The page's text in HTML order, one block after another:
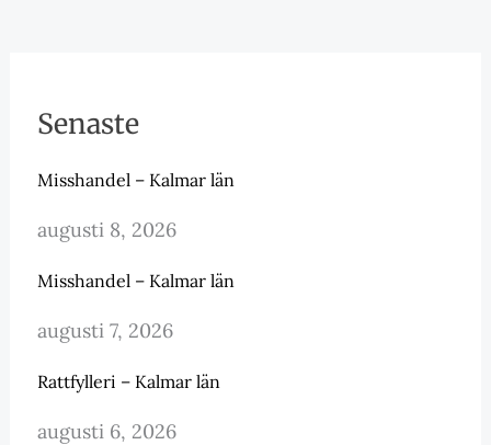
Senaste
Misshandel – Kalmar län
augusti 8, 2026
Misshandel – Kalmar län
augusti 7, 2026
Rattfylleri – Kalmar län
augusti 6, 2026